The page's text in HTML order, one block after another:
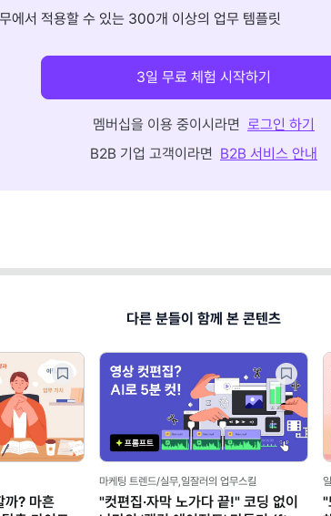
에서 적용할 수 있는 300개 이상의 업무 템플릿
3일 무료 체험 시작하기
멤버십을 이용 중이시라면 로그인 하기
B2B 기업 고객이라면 B2B 서비스 안내
다른 분들이 함께 본 콘텐츠
까? 마흔
마케팅 트렌드/실무,일잘러의 업무스킬
"컷편집·자막 노가다 끝!" 코딩 없이
"